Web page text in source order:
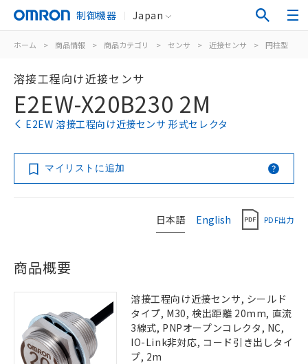
制御機器 Japan
ホーム > 商品情報 > 商品カテゴリ > センサ > 近接センサ > 円柱型
溶接工程向け近接センサ
E2EW-X20B230 2M
E2EW 溶接工程向け近接センサ 形式セレクタ
マイリストに追加
日本語 English PDF出力
商品概要
溶接工程向け近接センサ, シールド
タイプ, M30, 検出距離 20mm, 直流
3線式, PNPオープンコレクタ, NC,
IO-Link非対応, コード引き出しタイ
プ, 2m